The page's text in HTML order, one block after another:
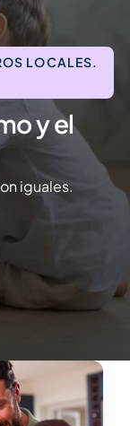
LOCALES.
y el
iguales.